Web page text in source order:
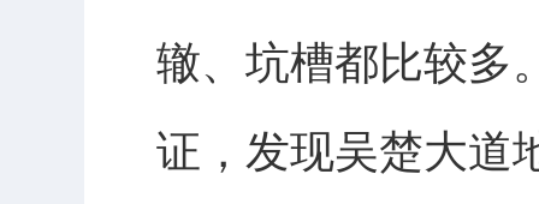
辙、坑槽都比较多
证，发现吴楚大道